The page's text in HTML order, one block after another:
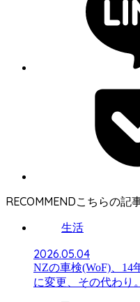
RECOMMEND
生活
2026.05.04
NZの車検(WoF)、14
に変更、その代わり